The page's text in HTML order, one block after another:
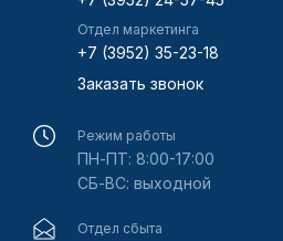
Отдел маркетинга
+7 (3952) 35-23-18
Заказать звонок
Режим работы
ПН-ПТ: 8:00-17:00
СБ-ВС: выходной
Отдел сбыта